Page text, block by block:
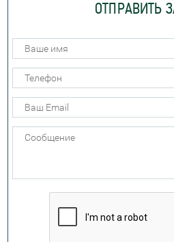
ОТПРАВИТЬ